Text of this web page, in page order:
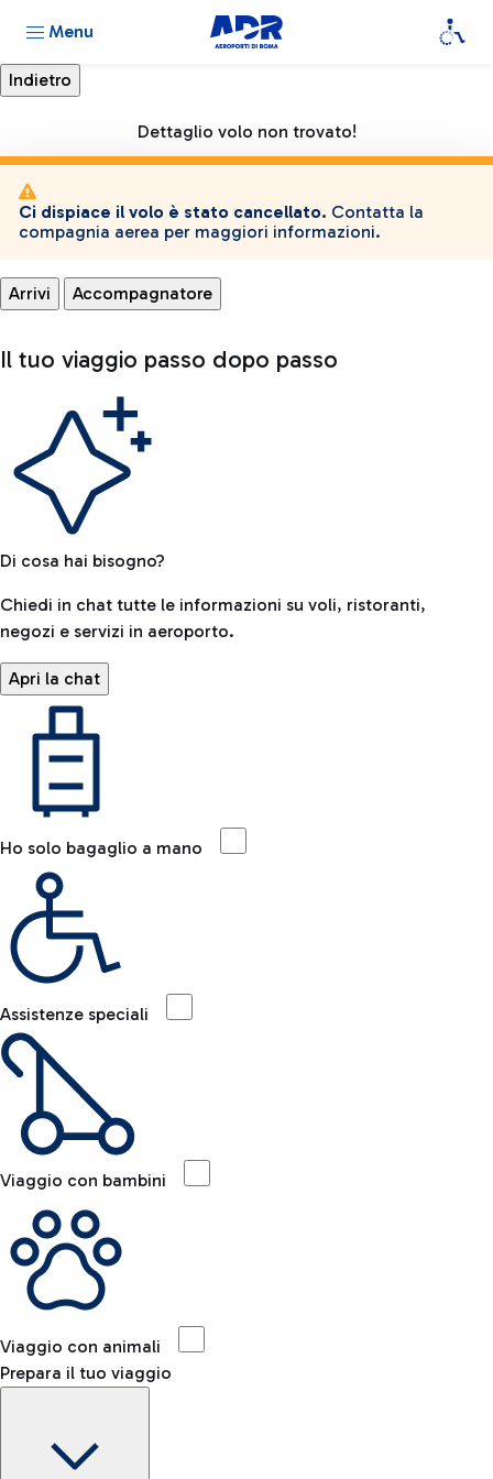
Menu
Dettaglio volo non trovato!
Ci dispiace il volo è stato cancellato. Contatta la
compagnia aerea per maggiori informazioni.
Arrivi Accompagnatore
Il tuo viaggio passo dopo passo
Di cosa hai bisogno?
Chiedi in chat tutte le informazioni su voli, ristoranti,
negozi e servizi in aeroporto.
Apri la chat
Ho solo bagaglio a mano
Assistenze speciali
Viaggio con bambini
Viaggio con animali
Prepara il tuo viaggio